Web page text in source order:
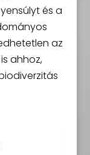
és a
az
ahhoz,